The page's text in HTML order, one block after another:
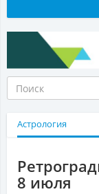
Астрология
8 июля